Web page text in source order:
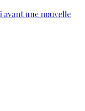
avant une nouvelle